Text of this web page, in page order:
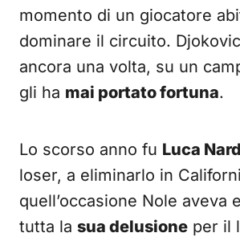
momento di un giocatore
dominare il circuito.
ancora una volta, su un
gli ha mai portato fortuna.
Lo scorso anno fu Luca
loser, a eliminarlo in
quell’occasione Nole aveva
tutta la sua delusione per il